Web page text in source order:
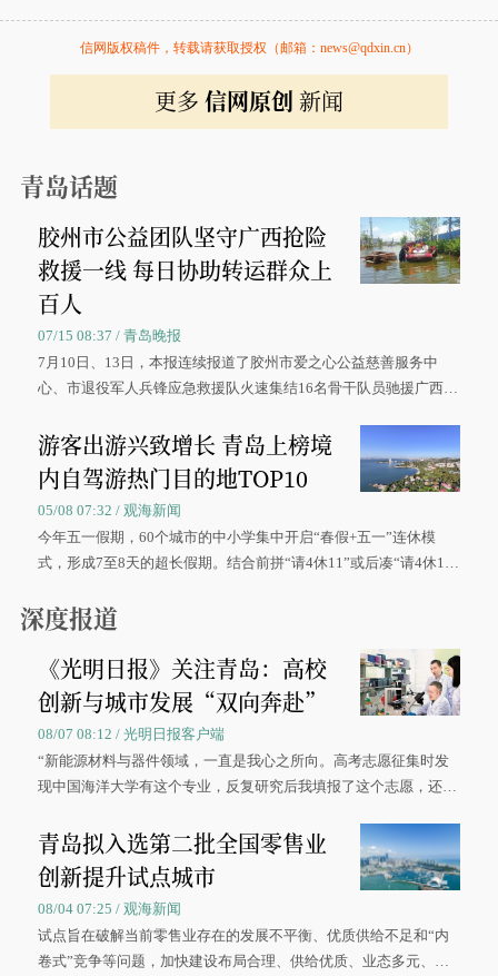
信网版权稿件，转载请获取授权（邮箱：news@qdxin.cn）
更多 信网原创 新闻
青岛话题
胶州市公益团队坚守广西抢险
救援一线 每日协助转运群众上
百人
07/15 08:37 / 青岛晚报
7月10日、13日，本报连续报道了胶州市爱之心公益慈善服务中
心、市退役军人兵锋应急救援队火速集结16名骨干队员驰援广西灾
游客出游兴致增长 青岛上榜境
内自驾游热门目的地TOP10
05/08 07:32 / 观海新闻
今年五一假期，60个城市的中小学集中开启“春假+五一”连休模
式，形成7至8天的超长假期。结合前拼“请4休11”或后凑“请4休1
深度报道
《光明日报》关注青岛：高校
创新与城市发展“双向奔赴”
08/07 08:12 / 光明日报客户端
“新能源材料与器件领域，一直是我心之所向。高考志愿征集时发
现中国海洋大学有这个专业，反复研究后我填报了这个志愿，还真
大学材料科学与工程学院材料类专业的录取通知书。
青岛拟入选第二批全国零售业
创新提升试点城市
08/04 07:25 / 观海新闻
试点旨在破解当前零售业存在的发展不平衡、优质供给不足和“内
卷式”竞争等问题，加快建设布局合理、供给优质、业态多元、智